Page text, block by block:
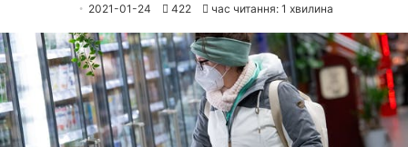
2021-01-24 422 час читання: 1 хвилина